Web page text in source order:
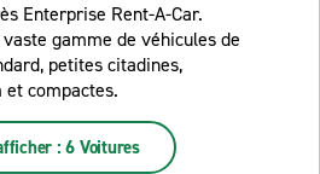
Enterprise Rent-A-Car.
gamme de véhicules de
petites citadines,
compactes.
: 6 Voitures